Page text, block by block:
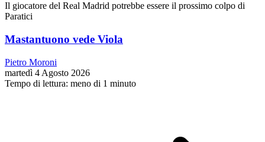
Il giocatore del Real Madrid potrebbe essere il prossimo colpo di
Paratici
Mastantuono vede Viola
Pietro Moroni
martedì 4 Agosto 2026
Tempo di lettura: meno di 1 minuto